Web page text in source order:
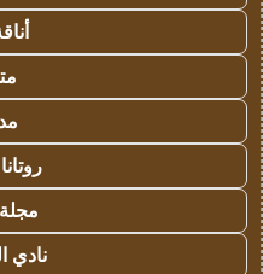
مجلة
نادي